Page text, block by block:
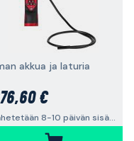
akkua ja laturia
€
Lähetetään 8-10 päivän sisällä